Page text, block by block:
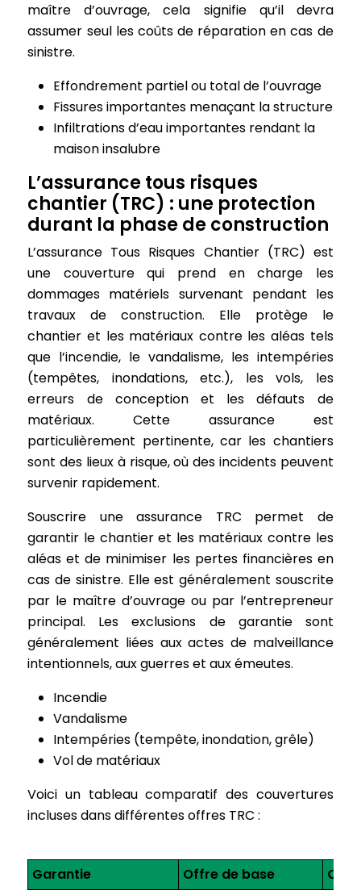
maître d’ouvrage, cela signifie qu’il devra
assumer seul les coûts de réparation en cas de
sinistre.
Effondrement partiel ou total de l’ouvrage
Fissures importantes menaçant la structure
Infiltrations d’eau importantes rendant la
maison insalubre
L’assurance tous risques
chantier (TRC) : une protection
durant la phase de construction
L’assurance Tous Risques Chantier (TRC) est
une couverture qui prend en charge les
dommages matériels survenant pendant les
travaux de construction. Elle protège le
chantier et les matériaux contre les aléas tels
que l’incendie, le vandalisme, les intempéries
(tempêtes, inondations, etc.), les vols, les
erreurs de conception et les défauts de
matériaux. Cette assurance est
particulièrement pertinente, car les chantiers
sont des lieux à risque, où des incidents peuvent
survenir rapidement.
Souscrire une assurance TRC permet de
garantir le chantier et les matériaux contre les
aléas et de minimiser les pertes financières en
cas de sinistre. Elle est généralement souscrite
par le maître d’ouvrage ou par l’entrepreneur
principal. Les exclusions de garantie sont
généralement liées aux actes de malveillance
intentionnels, aux guerres et aux émeutes.
Incendie
Vandalisme
Intempéries (tempête, inondation, grêle)
Vol de matériaux
Voici un tableau comparatif des couvertures
incluses dans différentes offres TRC :
Garantie Offre de base